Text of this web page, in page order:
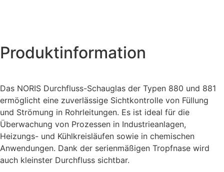
Produktinformation
Das NORIS Durchfluss-Schauglas der Typen 880 und 881
ermöglicht eine zuverlässige Sichtkontrolle von Füllung
und Strömung in Rohrleitungen. Es ist ideal für die
Überwachung von Prozessen in Industrieanlagen,
Heizungs- und Kühlkreisläufen sowie in chemischen
Anwendungen. Dank der serienmäßigen Tropfnase wird
auch kleinster Durchfluss sichtbar.